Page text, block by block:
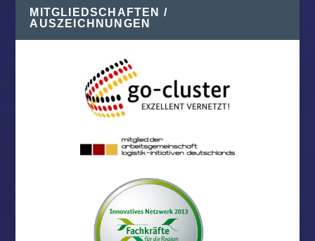
MITGLIEDSCHAFTEN /
AUSZEICHNUNGEN